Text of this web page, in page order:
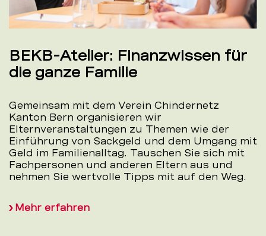
BEKB-Atelier: Finanzwissen für
die ganze Familie
Gemeinsam mit dem Verein Chindernetz
Kanton Bern organisieren wir
Elternveranstaltungen zu Themen wie der
Einführung von Sackgeld und dem Umgang mit
Geld im Familienalltag. Tauschen Sie sich mit
Fachpersonen und anderen Eltern aus und
nehmen Sie wertvolle Tipps mit auf den Weg.
Mehr erfahren